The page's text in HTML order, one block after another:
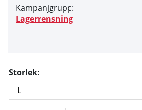
Kampanjgrupp:
Lagerrensning
Storlek: